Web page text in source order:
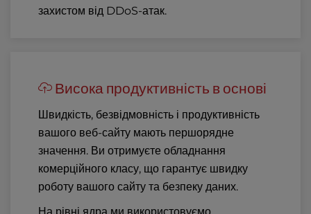
захистом від DDoS-атак.
Висока продуктивність в основі
Швидкість, безвідмовність і продуктивність
вашого веб-сайту мають першорядне
значення. Ви отримуєте обладнання
комерційного класу, що гарантує швидку
роботу вашого сайту та безпеку даних.